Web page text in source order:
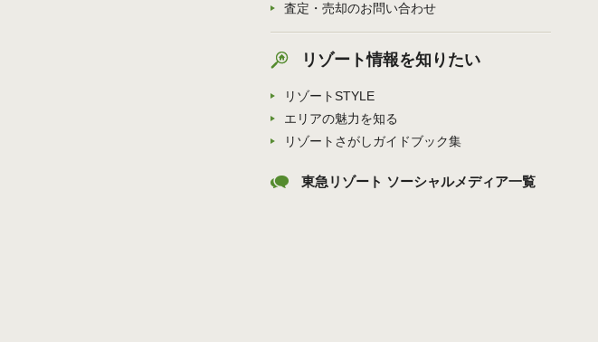
査定・売却のお問い合わせ
リゾート情報を知りたい
リゾートSTYLE
エリアの魅力を知る
リゾートさがしガイドブック集
東急リゾート ソーシャルメディア一覧